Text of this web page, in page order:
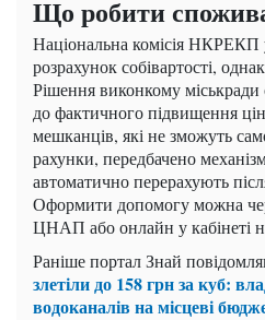
Що робити
Національна комісія НКРЕКП
розрахунок собівартості,
Рішення виконкому
до фактичного підвищення
мешканців, які не зможуть
рахунки, передбачено
автоматично перерахують
Оформити допомогу можна
ЦНАП або онлайн у кабінеті
Раніше портал Знай
злетіли до 158 грн за куб:
водоканалів на місцеві